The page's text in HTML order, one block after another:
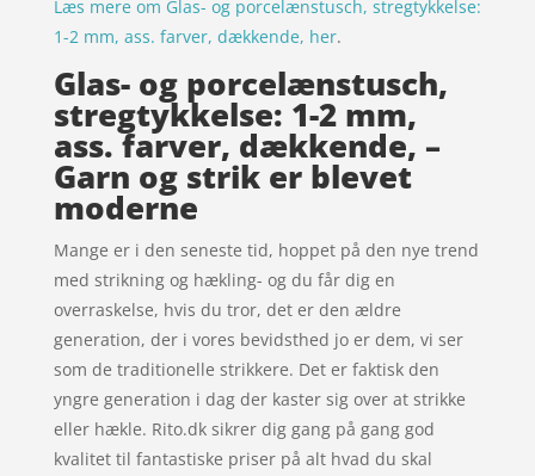
Læs mere om Glas- og porcelænstusch, stregtykkelse:
1-2 mm, ass. farver, dækkende, her.
Glas- og porcelænstusch,
stregtykkelse: 1-2 mm,
ass. farver, dækkende, –
Garn og strik er blevet
moderne
Mange er i den seneste tid, hoppet på den nye trend
med strikning og hækling- og du får dig en
overraskelse, hvis du tror, det er den ældre
generation, der i vores bevidsthed jo er dem, vi ser
som de traditionelle strikkere. Det er faktisk den
yngre generation i dag der kaster sig over at strikke
eller hækle. Rito.dk sikrer dig gang på gang god
kvalitet til fantastiske priser på alt hvad du skal